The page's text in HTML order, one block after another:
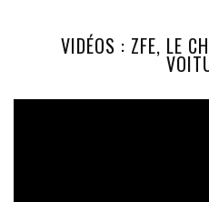
VIDÉOS : ZFE, LE